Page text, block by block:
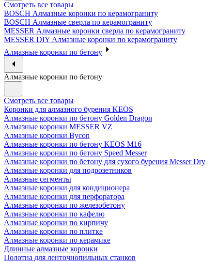
Смотреть все товары
BOSCH Алмазные коронки по керамограниту
BOSCH Алмазные сверла по керамограниту
MESSER Алмазные коронки сверла по керамограниту
MESSER DIY Алмазные коронки по керамограниту
Алмазные коронки по бетону
Алмазные коронки по бетону
Смотреть все товары
Коронки для алмазного бурения KEOS
Алмазные коронки по бетону Golden Dragon
Алмазные коронки MESSER VZ
Алмазные коронки Bycon
Алмазные коронки по бетону KEOS M16
Алмазные коронки по бетону Speed Messer
Алмазные коронки по бетону для сухого бурения Messer Dry
Алмазные коронки для подрозетников
Алмазные сегменты
Алмазные коронки для кондиционера
Алмазные коронки для перфоратора
Алмазные коронки по железобетону
Алмазные коронки по кафелю
Алмазные коронки по кирпичу
Алмазные коронки по плитке
Алмазные коронки по керамике
Длинные алмазные коронки
Полотна для ленточнопильных станков